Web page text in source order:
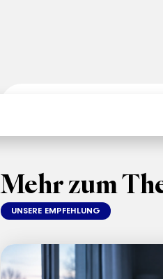
Mehr zum
UNSERE EMPFEHLUNG